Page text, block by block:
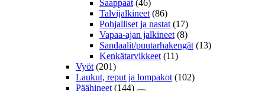
Saappaat (46)
Talvijalkineet (86)
Pohjalliset ja nastat (17)
Vapaa-ajan jalkineet (8)
Sandaalit/puutarhakengät (13)
Kenkätarvikkeet (11)
Vyöt (201)
Laukut, reput ja lompakot (102)
Päähineet (144)